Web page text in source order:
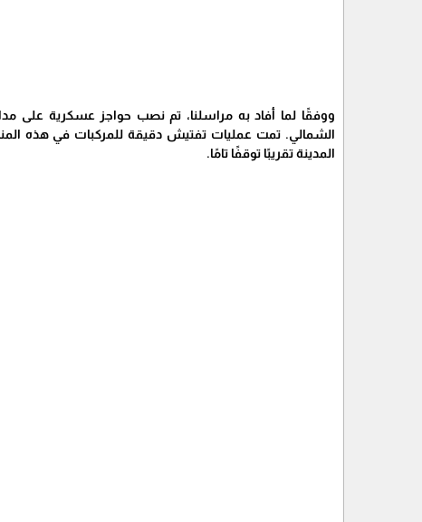
ووفقًا لما أفاد به مراسلنا، تم نصب حواجز عسكرية على
الشمالي. تمت عمليات تفتيش دقيقة للمركبات في هذه
المدينة تقريبًا توقفًا تامًا.